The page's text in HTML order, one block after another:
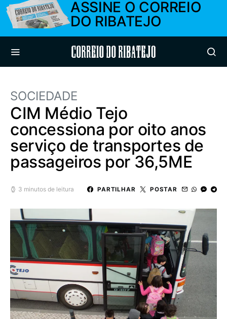
ASSINE O CORREIO
DO RIBATEJO
Correio do Ribatejo
SOCIEDADE
CIM Médio Tejo
concessiona por oito anos
serviço de transportes de
passageiros por 36,5ME
3 minutos de leitura PARTILHAR POSTAR